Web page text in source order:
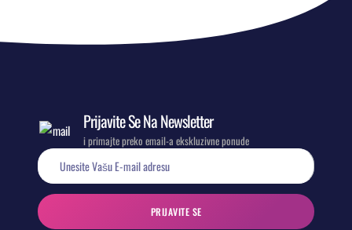
Prijavite Se Na Newsletter
i primajte preko email-a ekskluzivne ponude